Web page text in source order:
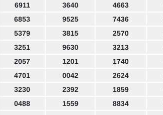
6911 3640 4663
6853 9525 7436
5379 3815 2570
3251 9630 3213
2057 1201 1740
4701 0042 2624
3230 2392 1859
0488 1559 8834